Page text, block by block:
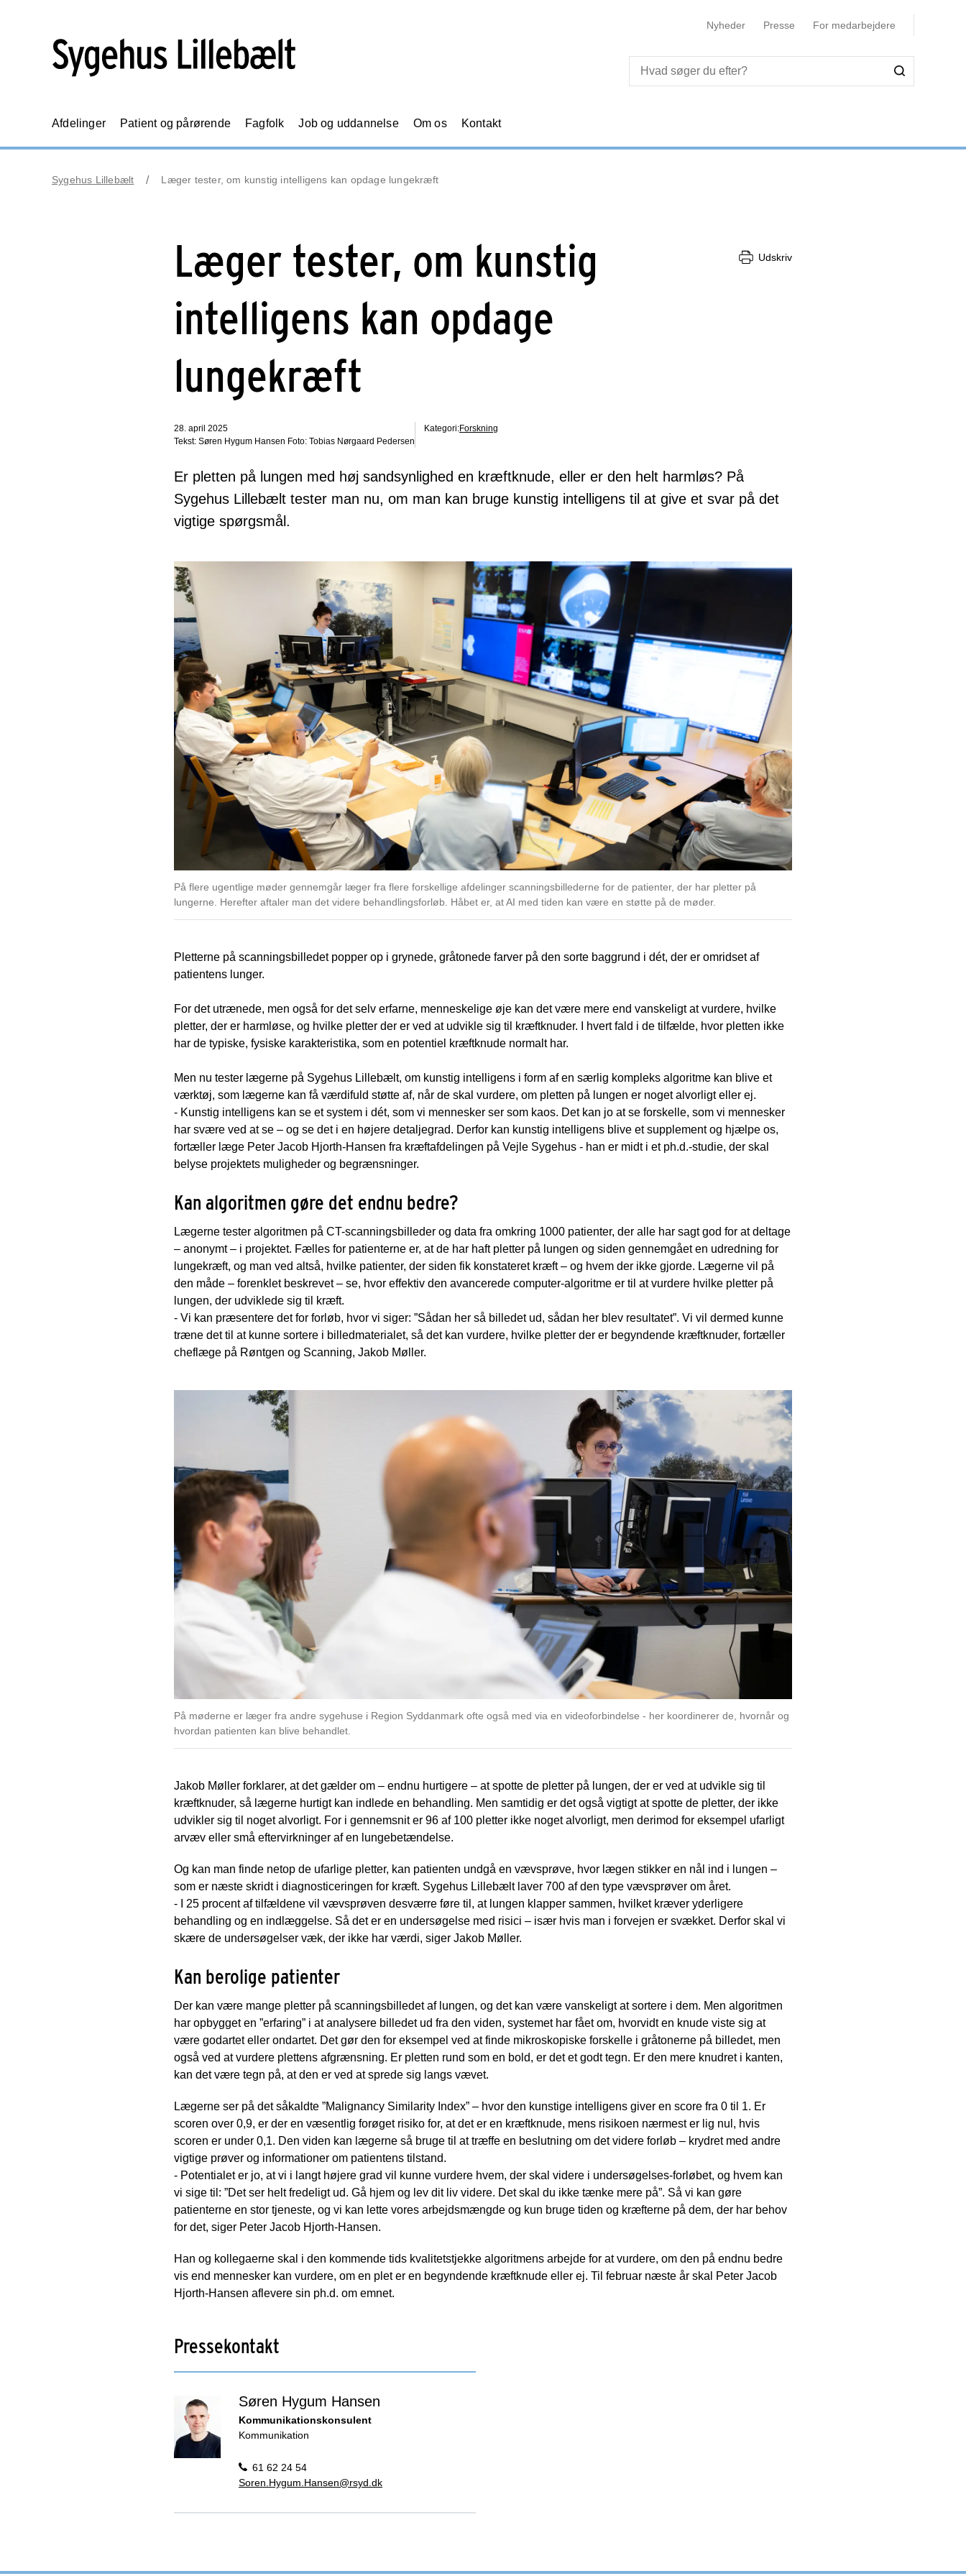
Nyheder Presse For medarbejdere
Afdelinger Patient og pårørende Fagfolk Job og uddannelse Om os Kontakt
Sygehus Lillebælt Læger tester, om kunstig intelligens kan opdage lungekræft
Læger tester, om kunstig
intelligens kan opdage
lungekræft
Udskriv
28. april 2025
Tekst: Søren Hygum Hansen Foto: Tobias Nørgaard Pedersen
Kategori:Forskning
Er pletten på lungen med høj sandsynlighed en kræftknude, eller er den helt harmløs? På
Sygehus Lillebælt tester man nu, om man kan bruge kunstig intelligens til at give et svar på det
vigtige spørgsmål.
På flere ugentlige møder gennemgår læger fra flere forskellige afdelinger scanningsbillederne for de patienter, der har pletter på
lungerne. Herefter aftaler man det videre behandlingsforløb. Håbet er, at AI med tiden kan være en støtte på de møder.
Pletterne på scanningsbilledet popper op i grynede, gråtonede farver på den sorte baggrund i dét, der er omridset af
patientens lunger.
For det utrænede, men også for det selv erfarne, menneskelige øje kan det være mere end vanskeligt at vurdere, hvilke
pletter, der er harmløse, og hvilke pletter der er ved at udvikle sig til kræftknuder. I hvert fald i de tilfælde, hvor pletten ikke
har de typiske, fysiske karakteristika, som en potentiel kræftknude normalt har.
Men nu tester lægerne på Sygehus Lillebælt, om kunstig intelligens i form af en særlig kompleks algoritme kan blive et
værktøj, som lægerne kan få værdifuld støtte af, når de skal vurdere, om pletten på lungen er noget alvorligt eller ej.
- Kunstig intelligens kan se et system i dét, som vi mennesker ser som kaos. Det kan jo at se forskelle, som vi mennesker
har svære ved at se – og se det i en højere detaljegrad. Derfor kan kunstig intelligens blive et supplement og hjælpe os,
fortæller læge Peter Jacob Hjorth-Hansen fra kræftafdelingen på Vejle Sygehus - han er midt i et ph.d.-studie, der skal
belyse projektets muligheder og begrænsninger.
Kan algoritmen gøre det endnu bedre?
Lægerne tester algoritmen på CT-scanningsbilleder og data fra omkring 1000 patienter, der alle har sagt god for at deltage
– anonymt – i projektet. Fælles for patienterne er, at de har haft pletter på lungen og siden gennemgået en udredning for
lungekræft, og man ved altså, hvilke patienter, der siden fik konstateret kræft – og hvem der ikke gjorde. Lægerne vil på
den måde – forenklet beskrevet – se, hvor effektiv den avancerede computer-algoritme er til at vurdere hvilke pletter på
lungen, der udviklede sig til kræft.
- Vi kan præsentere det for forløb, hvor vi siger: ”Sådan her så billedet ud, sådan her blev resultatet”. Vi vil dermed kunne
træne det til at kunne sortere i billedmaterialet, så det kan vurdere, hvilke pletter der er begyndende kræftknuder, fortæller
cheflæge på Røntgen og Scanning, Jakob Møller.
På møderne er læger fra andre sygehuse i Region Syddanmark ofte også med via en videoforbindelse - her koordinerer de, hvornår og
hvordan patienten kan blive behandlet.
Jakob Møller forklarer, at det gælder om – endnu hurtigere – at spotte de pletter på lungen, der er ved at udvikle sig til
kræftknuder, så lægerne hurtigt kan indlede en behandling. Men samtidig er det også vigtigt at spotte de pletter, der ikke
udvikler sig til noget alvorligt. For i gennemsnit er 96 af 100 pletter ikke noget alvorligt, men derimod for eksempel ufarligt
arvæv eller små eftervirkninger af en lungebetændelse.
Og kan man finde netop de ufarlige pletter, kan patienten undgå en vævsprøve, hvor lægen stikker en nål ind i lungen –
som er næste skridt i diagnosticeringen for kræft. Sygehus Lillebælt laver 700 af den type vævsprøver om året.
- I 25 procent af tilfældene vil vævsprøven desværre føre til, at lungen klapper sammen, hvilket kræver yderligere
behandling og en indlæggelse. Så det er en undersøgelse med risici – især hvis man i forvejen er svækket. Derfor skal vi
skære de undersøgelser væk, der ikke har værdi, siger Jakob Møller.
Kan berolige patienter
Der kan være mange pletter på scanningsbilledet af lungen, og det kan være vanskeligt at sortere i dem. Men algoritmen
har opbygget en ”erfaring” i at analysere billedet ud fra den viden, systemet har fået om, hvorvidt en knude viste sig at
være godartet eller ondartet. Det gør den for eksempel ved at finde mikroskopiske forskelle i gråtonerne på billedet, men
også ved at vurdere plettens afgrænsning. Er pletten rund som en bold, er det et godt tegn. Er den mere knudret i kanten,
kan det være tegn på, at den er ved at sprede sig langs vævet.
Lægerne ser på det såkaldte ”Malignancy Similarity Index” – hvor den kunstige intelligens giver en score fra 0 til 1. Er
scoren over 0,9, er der en væsentlig forøget risiko for, at det er en kræftknude, mens risikoen nærmest er lig nul, hvis
scoren er under 0,1. Den viden kan lægerne så bruge til at træffe en beslutning om det videre forløb – krydret med andre
vigtige prøver og informationer om patientens tilstand.
- Potentialet er jo, at vi i langt højere grad vil kunne vurdere hvem, der skal videre i undersøgelses-forløbet, og hvem kan
vi sige til: ”Det ser helt fredeligt ud. Gå hjem og lev dit liv videre. Det skal du ikke tænke mere på”. Så vi kan gøre
patienterne en stor tjeneste, og vi kan lette vores arbejdsmængde og kun bruge tiden og kræfterne på dem, der har behov
for det, siger Peter Jacob Hjorth-Hansen.
Han og kollegaerne skal i den kommende tids kvalitetstjekke algoritmens arbejde for at vurdere, om den på endnu bedre
vis end mennesker kan vurdere, om en plet er en begyndende kræftknude eller ej. Til februar næste år skal Peter Jacob
Hjorth-Hansen aflevere sin ph.d. om emnet.
Pressekontakt
Søren Hygum Hansen
Kommunikationskonsulent
Kommunikation
61 62 24 54
Soren.Hygum.Hansen@rsyd.dk